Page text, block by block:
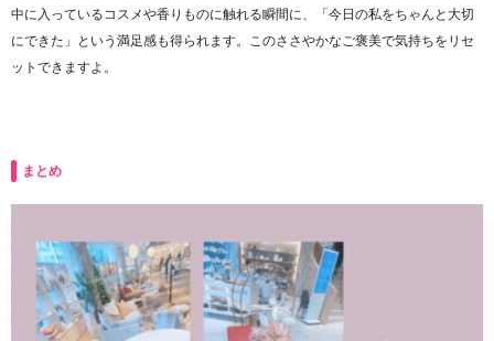
中に入っているコスメや香りものに触れる瞬間に、「今日の私をちゃんと大切
にできた」という満足感も得られます。このささやかなご褒美で気持ちをリセ
ットできますよ。
まとめ